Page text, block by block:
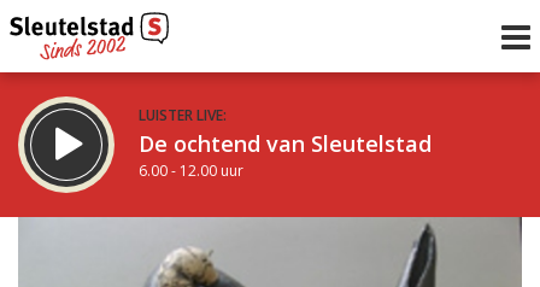
LUISTER LIVE:
De ochtend van Sleutelstad
6.00 - 12.00 uur
De middag van Sleutelstad